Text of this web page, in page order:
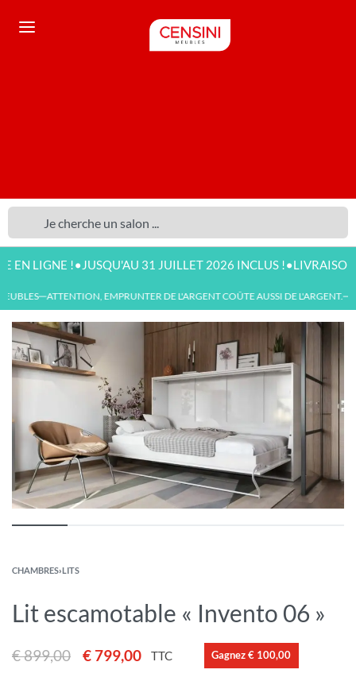
!•JUSQU'AU 31 JUILLET 2026 INCLUS !•LIVRAISON
—ATTENTION, EMPRUNTER DE L'ARGENT COÛTE AUSSI DE L'ARGENT.—
CHAMBRES›LITS
Lit escamotable « Invento 06 »
€899,00 € 799,00 TTC Gagnez € 100,00